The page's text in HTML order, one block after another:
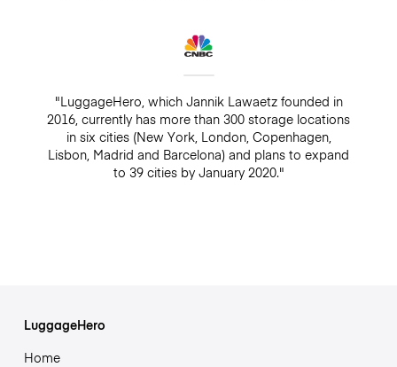
"LuggageHero, which Jannik Lawaetz founded in
2016, currently has more than 300 storage locations
in six cities (New York, London, Copenhagen,
Lisbon, Madrid and Barcelona) and plans to expand
to 39 cities by January 2020."
LuggageHero
Home